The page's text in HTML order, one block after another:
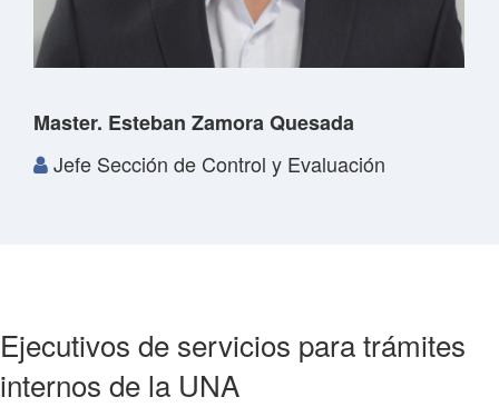
Master. Esteban Zamora Quesada
Jefe Sección de Control y Evaluación
Ejecutivos de servicios para trámites
internos de la UNA